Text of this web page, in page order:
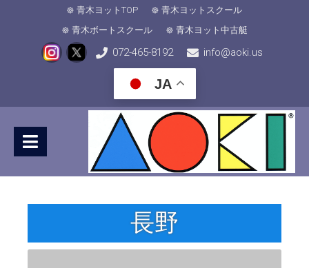
青木ヨットTOP
青木ヨットスクール
青木ボートスクール
青木ヨット中古艇
072-465-8192 info@aoki.us
JA
長野